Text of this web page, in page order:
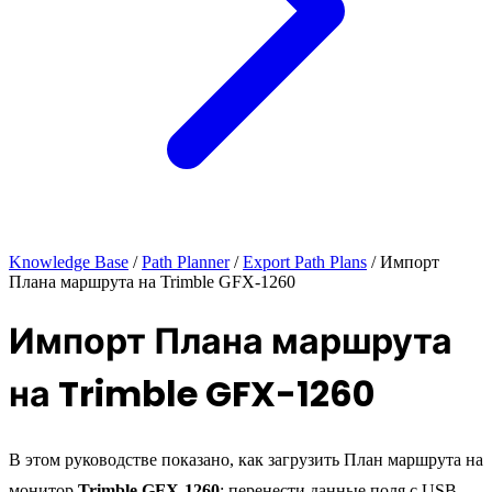
Knowledge Base / Path Planner / Export Path Plans / Импорт
Плана маршрута на Trimble GFX-1260
Импорт Плана маршрута
на Trimble GFX-1260
В этом руководстве показано, как загрузить План маршрута на